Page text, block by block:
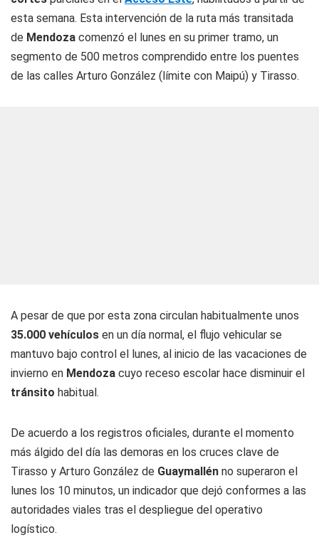
esta semana. Esta intervención de la ruta más transitada
de Mendoza comenzó el lunes en su primer tramo, un
segmento de 500 metros comprendido entre los puentes
de las calles Arturo González (límite con Maipú) y Tirasso.
A pesar de que por esta zona circulan habitualmente unos
35.000 vehículos en un día normal, el flujo vehicular se
mantuvo bajo control el lunes, al inicio de las vacaciones de
invierno en Mendoza cuyo receso escolar hace disminuir el
tránsito habitual.
De acuerdo a los registros oficiales, durante el momento
más álgido del día las demoras en los cruces clave de
Tirasso y Arturo González de Guaymallén no superaron el
lunes los 10 minutos, un indicador que dejó conformes a las
autoridades viales tras el despliegue del operativo
logístico.